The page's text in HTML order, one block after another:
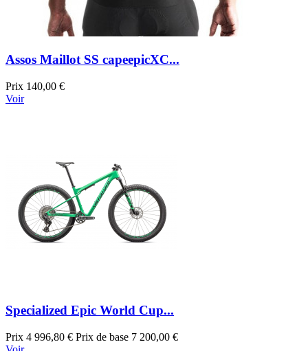
Assos Maillot SS capeepicXC...
Prix 140,00 €
Voir
Specialized Epic World Cup...
Prix 4 996,80 € Prix de base 7 200,00 €